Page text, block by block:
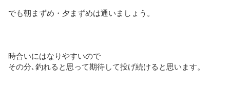
でも朝まずめ・夕まずめは通いましょう。
時合いにはなりやすいので
その分､釣れると思って期待して投げ続けると思います。